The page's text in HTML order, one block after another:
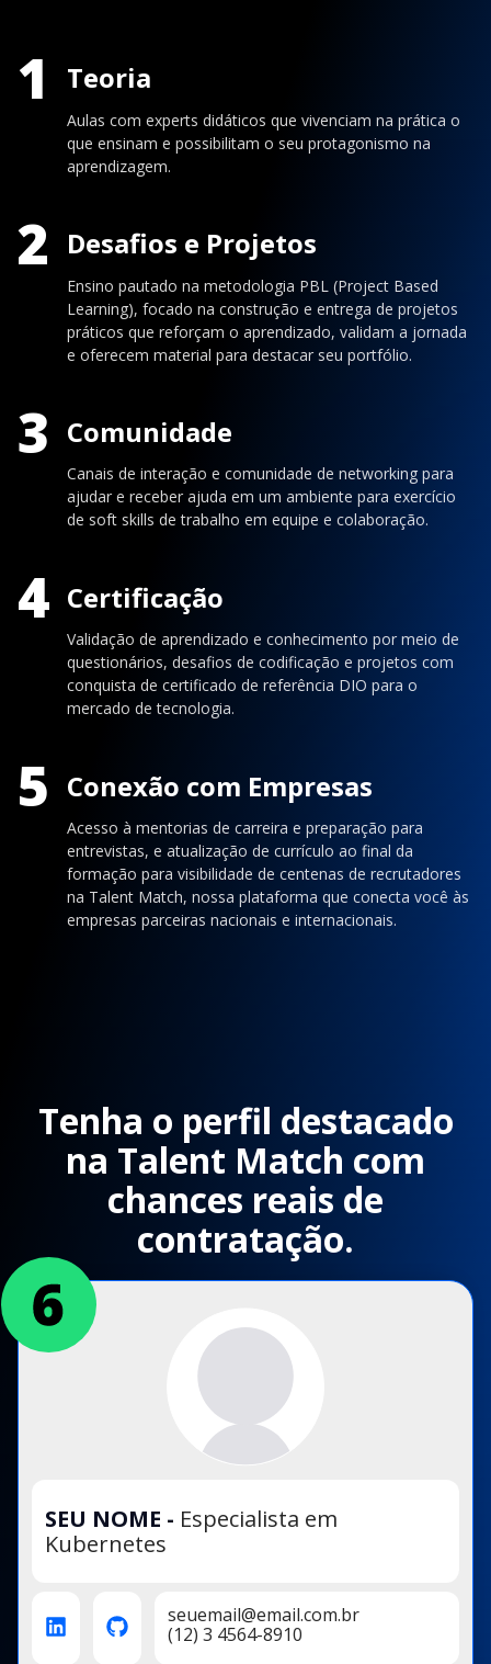
1 Teoria
Aulas com experts didáticos que vivenciam na prática o
que ensinam e possibilitam o seu protagonismo na
aprendizagem.
2 Desafios e Projetos
Ensino pautado na metodologia PBL (Project Based
Learning), focado na construção e entrega de projetos
práticos que reforçam o aprendizado, validam a jornada
e oferecem material para destacar seu portfólio.
3 Comunidade
Canais de interação e comunidade de networking para
ajudar e receber ajuda em um ambiente para exercício
de soft skills de trabalho em equipe e colaboração.
4 Certificação
Validação de aprendizado e conhecimento por meio de
questionários, desafios de codificação e projetos com
conquista de certificado de referência DIO para o
mercado de tecnologia.
5 Conexão com Empresas
Acesso à mentorias de carreira e preparação para
entrevistas, e atualização de currículo ao final da
formação para visibilidade de centenas de recrutadores
na Talent Match, nossa plataforma que conecta você às
empresas parceiras nacionais e internacionais.
Tenha o perfil destacado
na Talent Match com
chances reais de
contratação.
SEU NOME - Especialista em
Kubernetes
seuemail@email.com.br
(12) 3 4564-8910